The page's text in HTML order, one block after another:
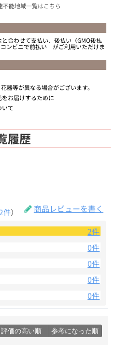
不能地域一覧はこちら
合わせて支払い、後払い（GMO後払
ンビニで前払い がご利用いただけま
器等が異なる場合がございます。
お届けするために
いて
履歴
2件）
商品レビューを書く
2件
0件
0件
0件
0件
評価の高い順 参考になった順